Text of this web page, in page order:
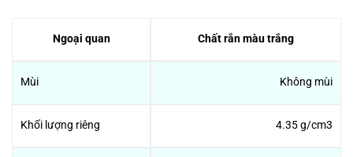
Ngoại quan Chất rắn màu trắng
Mùi Không mùi
Khối lượng riêng 4.35 g/cm3